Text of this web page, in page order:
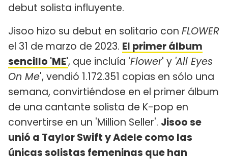
debut solista influyente.
Jisoo hizo su debut en solitario con FLOWER
el 31 de marzo de 2023. El primer álbum
sencillo 'ME', que incluía 'Flower' y 'All Eyes
On Me', vendió 1.172.351 copias en sólo una
semana, convirtiéndose en el primer álbum
de una cantante solista de K-pop en
convertirse en un 'Million Seller'. Jisoo se
unió a Taylor Swift y Adele como las
únicas solistas femeninas que han